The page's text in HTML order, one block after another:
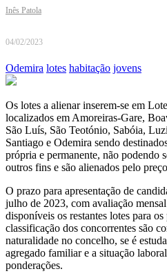
Inês Patola
04/02/2023
Odemira lotes habitação jovens
Os lotes a alienar inserem-se em
localizados em Amoreiras-Gare,
São Luís, São Teotónio, Sabóia,
Santiago e Odemira sendo
própria e permanente, não podendo
outros fins e são alienados pelo
O prazo para apresentação de
julho de 2023, com avaliação
disponíveis os restantes lotes para
classificação dos concorrentes são
naturalidade no concelho, se é
agregado familiar e a situação
ponderações.